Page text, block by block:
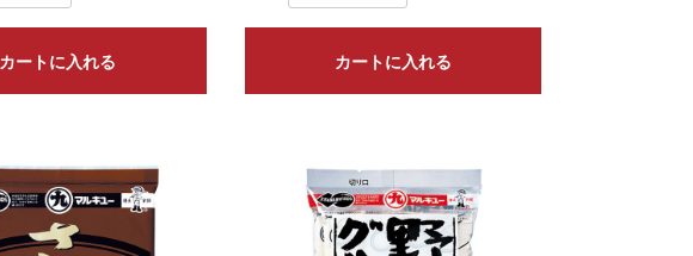
カートに入れる カートに入れる